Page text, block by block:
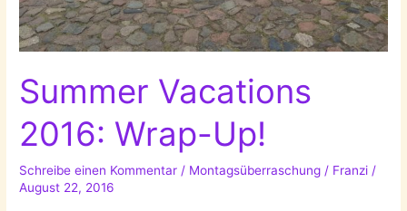
Summer Vacations
2016: Wrap-Up!
Schreibe einen Kommentar / Montagsüberraschung / Franzi/
August 22, 2016